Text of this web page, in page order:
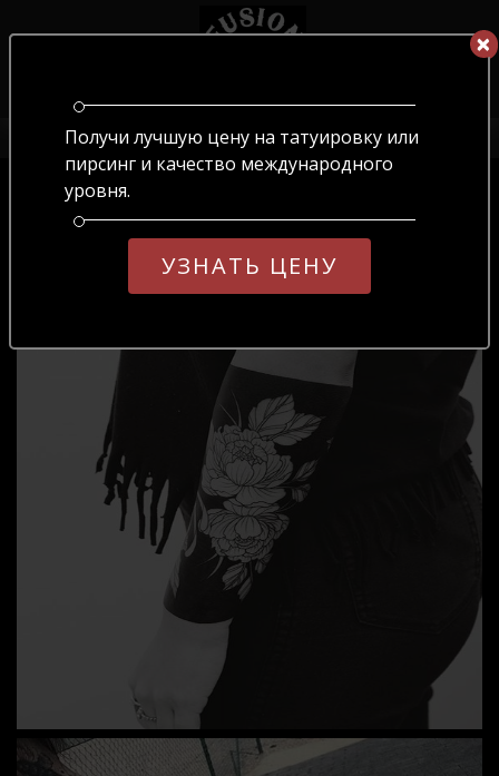
×
ОБЕРІТЬ МОВУ
UARUEN
×
Получи лучшую цену на татуировку или
пирсинг и качество международного
уровня.
УЗНАТЬ ЦЕНУ
/ Блекворк
ЭСКИЗЫ ТАТУ В СТИЛЕ БЛЕКВОРК